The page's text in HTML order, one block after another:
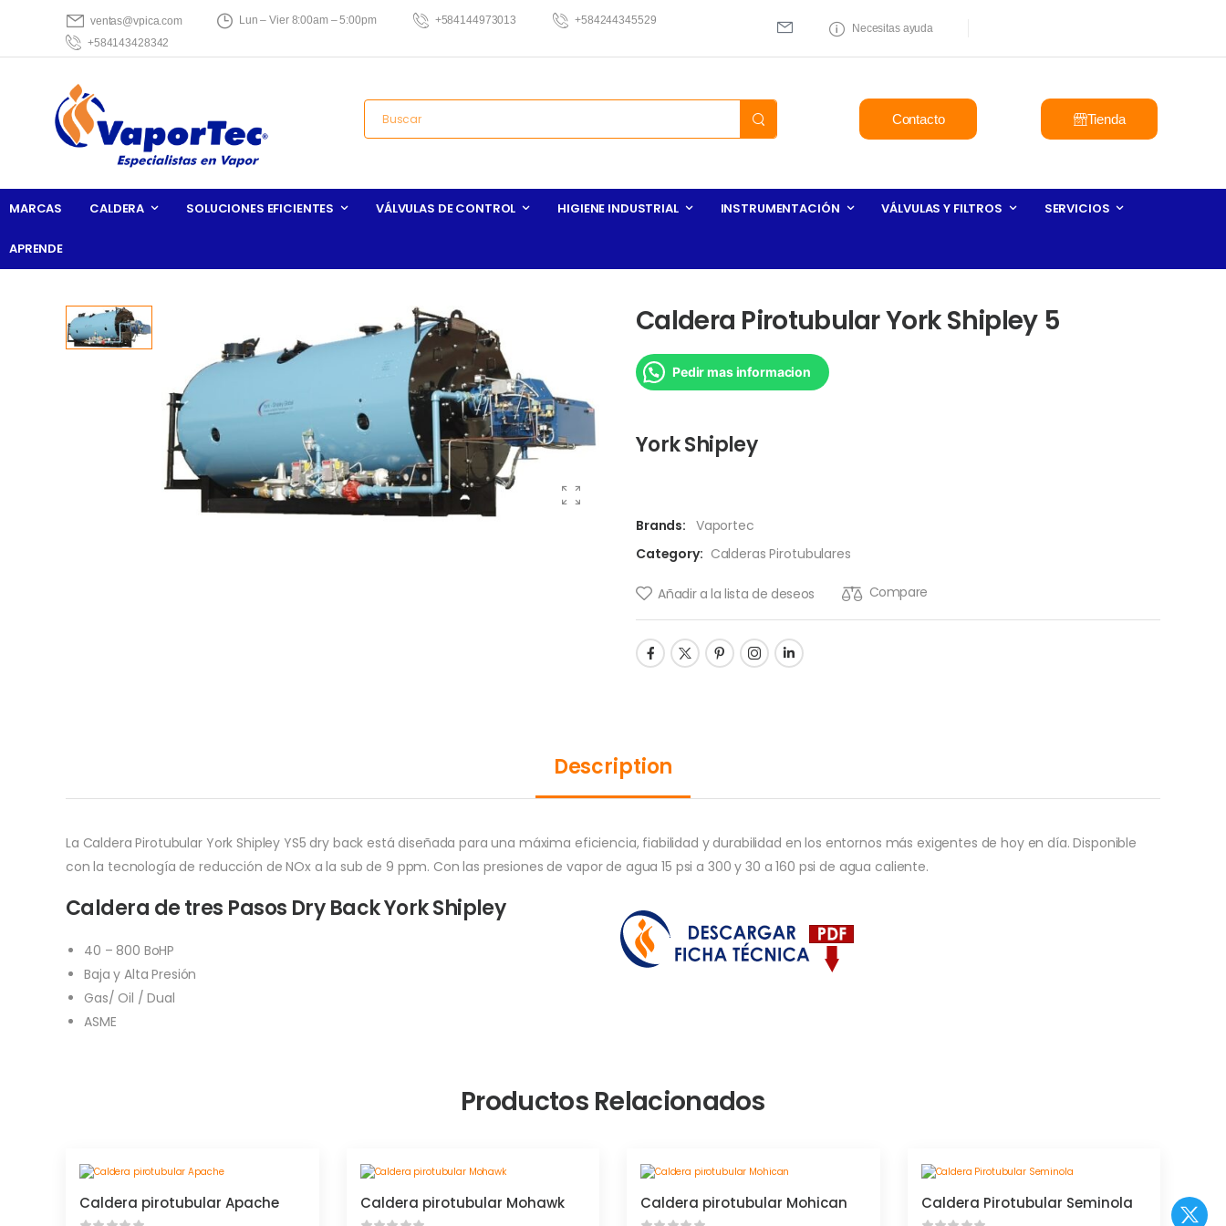
ventas@vpica.com Lun – Vier 8:00am – 5:00pm +584144973013
+584244345529
+584143428342
Necesitas ayuda
Contacto Tienda
MARCAS CALDERA SOLUCIONES EFICIENTES VÁLVULAS DE CONTROL HIGIENE INDUSTRIAL INSTRUMENTACIÓN VÁLVULAS Y FILTROS SERVICIOS
APRENDE
Caldera Pirotubular York Shipley 5
Pedir mas informacion
York Shipley
Brands: Vaportec
Category: Calderas Pirotubulares
Añadir a la lista de deseos Compare
Description
La Caldera Pirotubular York Shipley YS5 dry back está diseñada para una máxima eficiencia, fiabilidad y durabilidad en los entornos más exigentes de hoy en día. Disponible
con la tecnología de reducción de NOx a la sub de 9 ppm. Con las presiones de vapor de agua 15 psi a 300 y 30 a 160 psi de agua caliente.
Caldera de tres Pasos Dry Back York Shipley
40 – 800 BoHP
Baja y Alta Presión
Gas/ Oil / Dual
ASME
Productos Relacionados
Caldera pirotubular Apache Caldera pirotubular Mohawk Caldera pirotubular Mohican Caldera Pirotubular Seminola